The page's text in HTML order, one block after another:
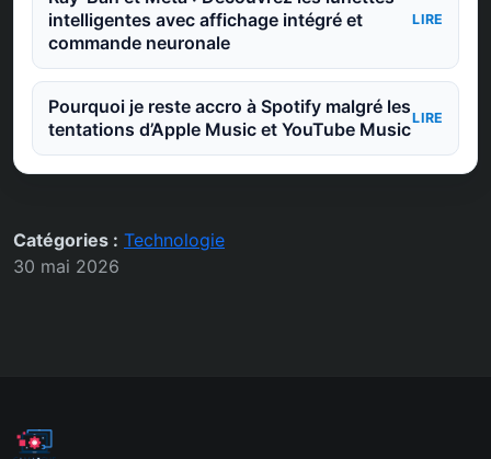
intelligentes avec affichage intégré et
commande neuronale
LIRE
Pourquoi je reste accro à Spotify malgré les
tentations d’Apple Music et YouTube Music
LIRE
Catégories : Technologie
30 mai 2026